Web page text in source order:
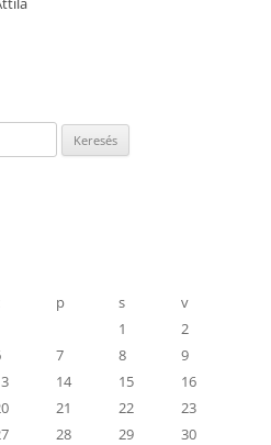
p s
v
1
2
7 8
9
14 15
16
21 22
23
28 29
30